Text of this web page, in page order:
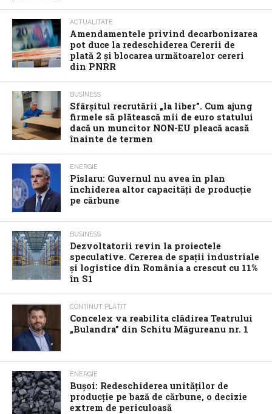
ACTUALITATE
Amendamentele privind decarbonizarea
pot duce la redeschiderea Cererii de
plată 2 și blocarea următoarelor cereri
din PNRR
BUSINESS
Sfârșitul recrutării „la liber”. Cum ajung
firmele să plătească mii de euro statului
dacă un muncitor NON-EU pleacă acasă
înainte de termen
ENERGIE
Pîslaru: Guvernul nu avea în plan
închiderea altor capacități de producție
pe cărbune
BUSINESS
Dezvoltatorii revin la proiectele
speculative. Cererea de spații industriale
și logistice din România a crescut cu 11%
în S1
CONȚINUT PLĂTIT
Concelex va reabilita clădirea Teatrului
„Bulandra” din Schitu Măgureanu nr. 1
ENERGIE
Bușoi: Redeschiderea unităților de
producție pe bază de cărbune, o decizie
extrem de periculoasă